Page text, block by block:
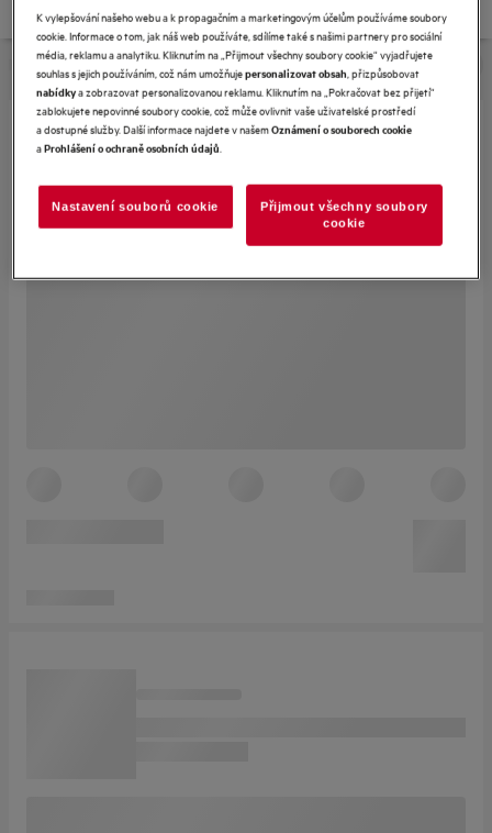
K vylepšování našeho webu a k propagačním a marketingovým účelům používáme soubory
cookie. Informace o tom, jak náš web používáte, sdílíme také s našimi partnery pro sociální
média, reklamu a analytiku. Kliknutím na „Přijmout všechny soubory cookie“ vyjadřujete
souhlas s jejich používáním, což nám umožňujepersonalizovat obsah, přizpůsobovat
nabídkya zobrazovat personalizovanou reklamu. Kliknutím na „Pokračovat bez přijetí“
zablokujete nepovinné soubory cookie, což může ovlivnit vaše uživatelské prostředí
a dostupné služby. Další informace najdete v našemOznámení o souborech cookie
aProhlášení o ochraně osobních údajů.
Nastavení souborů cookie
Přijmout všechny soubory
cookie